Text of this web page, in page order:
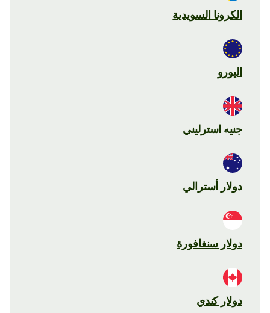
الكرونا السويدية
اليورو
جنيه استرليني
دولار أسترالي
دولار سنغافورة
دولار كندي